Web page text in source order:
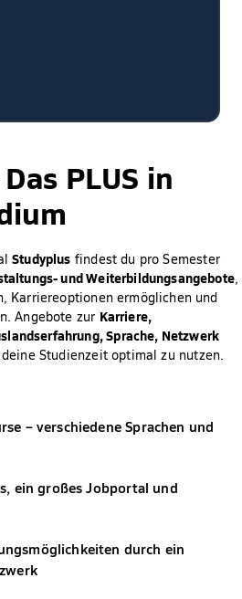
Das PLUS in
Studyplus findest du pro Semester
und Weiterbildungsangebote,
Karriereoptionen ermöglichen und
Angebote zur Karriere,
Sprache, Netzwerk
Studienzeit optimal zu nutzen.
– verschiedene Sprachen und
ein großes Jobportal und
durch ein